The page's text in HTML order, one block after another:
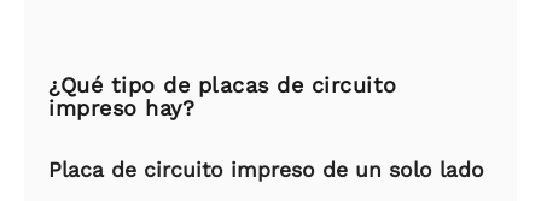
¿Qué tipo de placas de circuito
impreso hay?
Placa de circuito impreso de un solo lado